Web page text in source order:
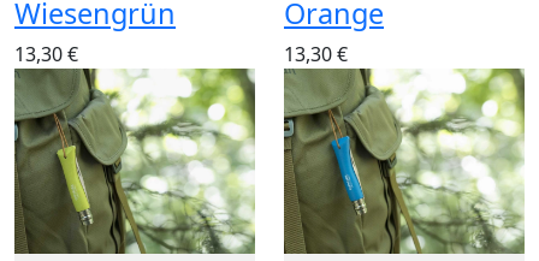
Wiesengrün
13,30 €
Orange
13,30 €